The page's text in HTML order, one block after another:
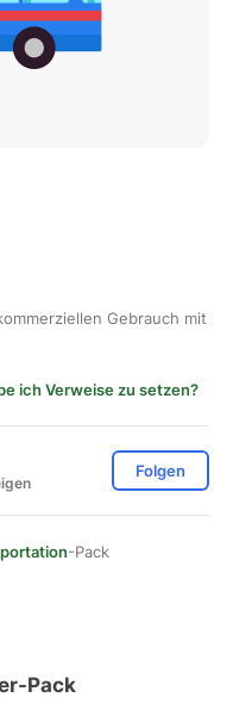
Gebrauch mit
ich Verweise zu setzen?
Folgen
-Pack
Pack